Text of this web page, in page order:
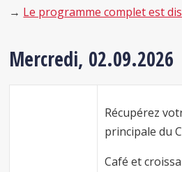
→ Le programme complet est
Mercredi, 02.09.2026
Récupérez
principale du
Café et